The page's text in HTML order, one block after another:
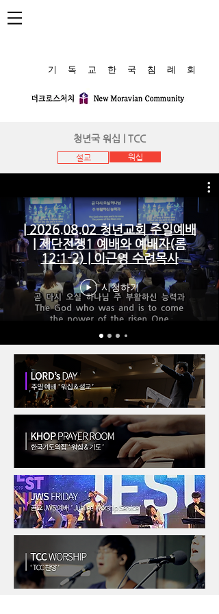
​기 독 교 한 국 침 례 회
청년국 워십 | TCC
설교 워십
| 2026.08.02 청년교회 주일예배
| 제단전쟁1 예배와 예배자(롬
12:1-2) | 이근영 수련목사
시청하기